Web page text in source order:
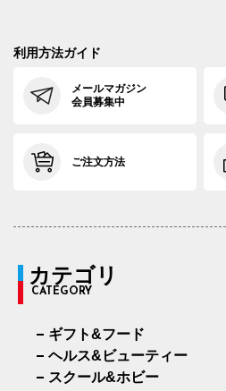
利用方法ガイド
メールマガジン
会員募集中
ご注文方法
カテゴリ
CATEGORY
ギフト&フード
ヘルス&ビューティー
スクール&ホビー